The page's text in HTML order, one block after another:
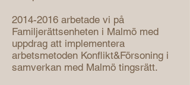
2014-2016 arbetade vi på
Familjerättsenheten i Malmö med
uppdrag att implementera
arbetsmetoden Konflikt&Försoning i
samverkan med Malmö tingsrätt.